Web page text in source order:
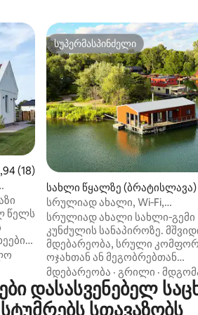
შეფასებაა 5‑დან 4,94, 18
(18)
წელს
სუპერმასპინძელი
სუპერმასპინძელი
სახლი წყალზე (ბრატისლავა)
სრულიად ახალი, Wi‑Fi,
კონდიციონერი, ტერასა,
ბარბექიუ
სრულიად ახალი სახლი‑გემი
კუნძულის სანაპიროზე.
მდებარეობა, სრული
ოჯახთან ან მეგობრებთან
დასასვენებლად. ისიამოვნეთ
ბარბეკიუთი მზის ტერასაზე,
იხვები, ივარჯიშეთ
ან დაისვენეთ მისაღებ ოთახში
მდებარეობა · გრილი ·
დასასვენებელ
სთავაზობს